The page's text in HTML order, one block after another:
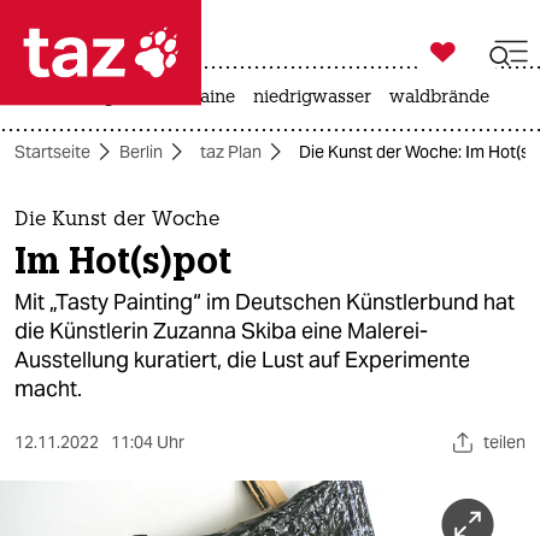
 taz zahl ich
taz zahl ich
themen
politik
öko
gesellschaft
kultur
sport

taz zahl ich
krieg in der ukraine niedrigwasser waldbrände
Startseite Berlin taz Plan Die Kunst der Woche: Im
Die Kunst der Woche
Im Hot(s)pot
Mit „Tasty Painting“ im Deutschen Künstlerbund hat
die Künstlerin Zuzanna Skiba eine Malerei-
Ausstellung kuratiert, die Lust auf Experimente
macht.
12.11.2022 11:04 Uhr teilen